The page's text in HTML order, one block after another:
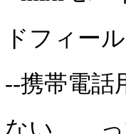
ドフィー
--携帯電話
ない……っ